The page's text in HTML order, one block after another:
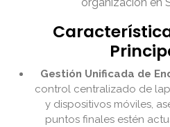
Gestión Unificada de
control centralizado de
y dispositivos móviles,
puntos finales estén